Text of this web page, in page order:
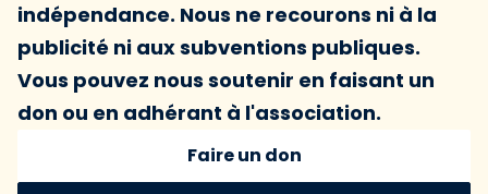
indépendance. Nous ne recourons ni à la
publicité ni aux subventions publiques.
Vous pouvez nous soutenir en faisant un
don ou en adhérant à l'association.
Faire un don